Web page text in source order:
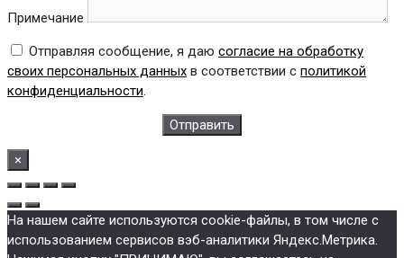
Примечание
Отправляя сообщение, я даю согласие на обработку
своих персональных данных в соответствии с политикой
конфиденциальности.
×
На нашем сайте используются cookie-файлы, в том числе с
использованием сервисов вэб-аналитики Яндекс.Метрика.